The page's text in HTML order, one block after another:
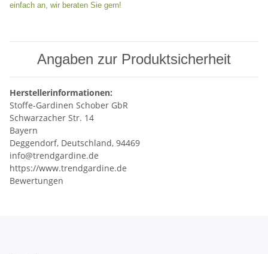
einfach an, wir beraten Sie gern!
Angaben zur Produktsicherheit
Herstellerinformationen:
Stoffe-Gardinen Schober GbR
Schwarzacher Str. 14
Bayern
Deggendorf, Deutschland, 94469
info@trendgardine.de
https://www.trendgardine.de
Bewertungen